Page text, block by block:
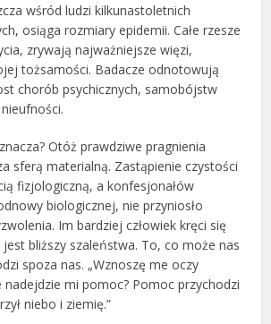
wśród ludzi kilkunastoletnich
osiąga rozmiary epidemii. Całe rzesze
zrywają najważniejsze więzi,
tożsamości. Badacze odnotowują
chorób psychicznych, samobójstw
Otóż prawdziwe pragnienia
sferą materialną. Zastąpienie czystości
fizjologiczną, a konfesjonałów
biologicznej, nie przyniosło
Im bardziej człowiek kręci się
bliższy szaleństwa. To, co może nas
spoza nas. „Wznoszę me oczy
mi pomoc? Pomoc przychodzi
niebo i ziemię.”